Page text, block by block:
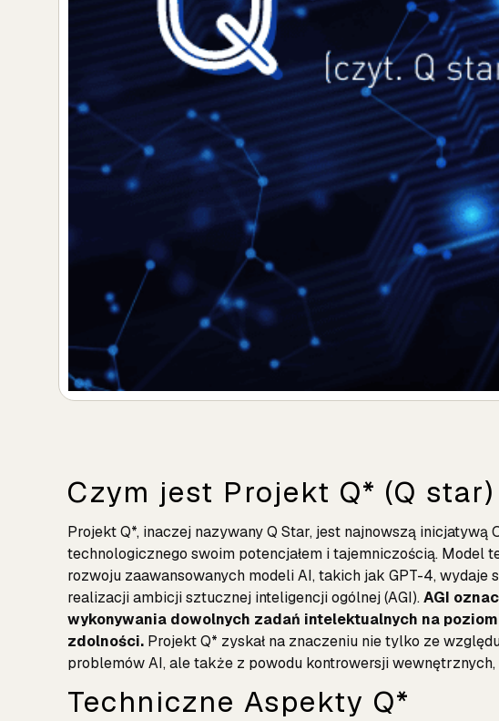
Czym jest Projekt Q* (Q star)
Projekt Q*, inaczej nazywany Q Star, jest najnowszą
technologicznego swoim potencjałem i tajemniczością. Model
rozwoju zaawansowanych modeli AI, takich jak GPT-4, wydaje
realizacji ambicji sztucznej inteligencji ogólnej (AGI).AGI
wykonywania dowolnych zadań intelektualnych na
zdolności. Projekt Q* zyskał na znaczeniu nie tylko ze
problemów AI, ale także z powodu kontrowersji wewnętrznych,
Techniczne Aspekty Q*